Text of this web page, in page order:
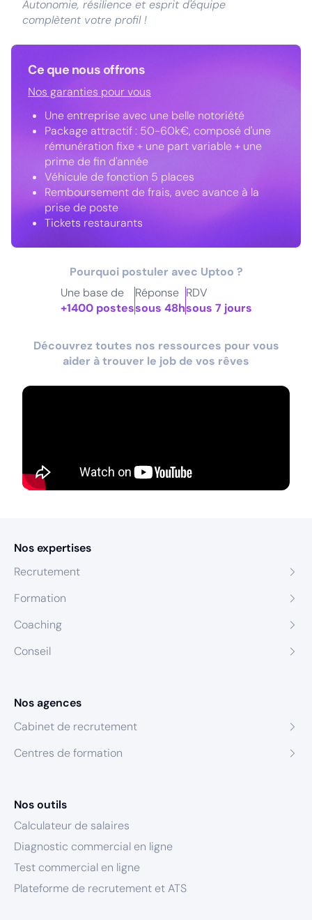
Autonomie, résilience et esprit d'équipe
complètent votre profil !
Ce que nous offrons
Nos garanties pour vous
Une entreprise avec une belle notoriété
Package attractif : 50-60k€, composé d'une
rémunération fixe + une part variable + une
prime de fin d'année
Véhicule de fonction 5 places
Remboursement de frais, avec avance à la
prise de poste
Tickets restaurants
Pourquoi postuler avec Uptoo ?
Une base de
+1400 postes
Réponse
sous 48h
RDV
sous 7 jours
Découvrez toutes nos ressources pour vous
aider à trouver le job de vos rêves
Nos expertises
Recrutement
Formation
Coaching
Conseil
Nos agences
Cabinet de recrutement
Centres de formation
Nos outils
Calculateur de salaires
Diagnostic commercial en ligne
Test commercial en ligne
Plateforme de recrutement et ATS